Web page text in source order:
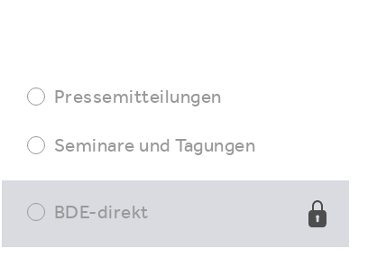
Pressemitteilungen
Seminare und Tagungen
BDE-direkt